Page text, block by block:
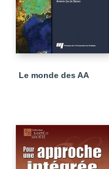
Le monde des AA